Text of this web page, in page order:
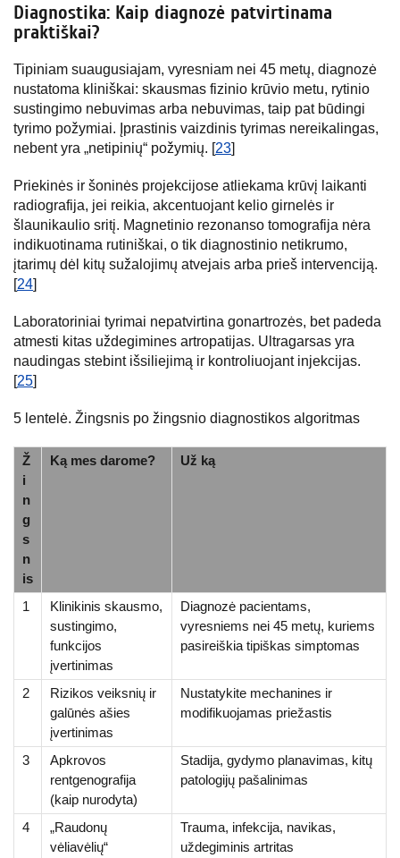
Diagnostika: Kaip diagnozė patvirtinama
praktiškai?
Tipiniam suaugusiajam, vyresniam nei 45 metų, diagnozė
nustatoma kliniškai: skausmas fizinio krūvio metu, rytinio
sustingimo nebuvimas arba nebuvimas, taip pat būdingi
tyrimo požymiai. Įprastinis vaizdinis tyrimas nereikalingas,
nebent yra „netipinių“ požymių. [23]
Priekinės ir šoninės projekcijose atliekama krūvį laikanti
radiografija, jei reikia, akcentuojant kelio girnelės ir
šlaunikaulio sritį. Magnetinio rezonanso tomografija nėra
indikuotinama rutiniškai, o tik diagnostinio netikrumo,
įtarimų dėl kitų sužalojimų atvejais arba prieš intervenciją.
[24]
Laboratoriniai tyrimai nepatvirtina gonartrozės, bet padeda
atmesti kitas uždegimines artropatijas. Ultragarsas yra
naudingas stebint išsiliejimą ir kontroliuojant injekcijas.
[25]
5 lentelė. Žingsnis po žingsnio diagnostikos algoritmas
Ž
i
n
g
s
n
is
Ką mes darome? Už ką
1
Klinikinis skausmo,
sustingimo,
funkcijos
įvertinimas
Diagnozė pacientams,
vyresniems nei 45 metų, kuriems
pasireiškia tipiškas simptomas
2
Rizikos veiksnių ir
galūnės ašies
įvertinimas
Nustatykite mechanines ir
modifikuojamas priežastis
3
Apkrovos
rentgenografija
(kaip nurodyta)
Stadija, gydymo planavimas, kitų
patologijų pašalinimas
4
„Raudonų
vėliavėlių“
Trauma, infekcija, navikas,
uždegiminis artritas